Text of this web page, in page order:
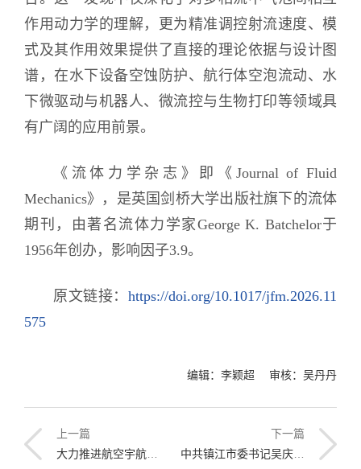
作用动力学的理解，更为精准调控射流速度、模
式及其作用效果提供了直接的理论依据与设计图
谱，在水下设备空蚀防护、航行体空泡流动、水
下微驱动与机器人、微流控与生物打印等领域具
有广阔的应用前景。
《流体力学杂志》即《Journal of Fluid
Mechanics》，是英国剑桥大学出版社旗下的流体
期刊，由著名流体力学家George K. Batchelor于
1956年创办，影响因子3.9。
原文链接： https://doi.org/10.1017/jfm.2026.11
575
编辑：李颖超 审核：吴丹丹
上一篇
大力推进航空宇航学科建设 哈工程召开航空航天学院宣布任职会议
下一篇
中共镇江市委书记吴庆文一行到哈工程调研